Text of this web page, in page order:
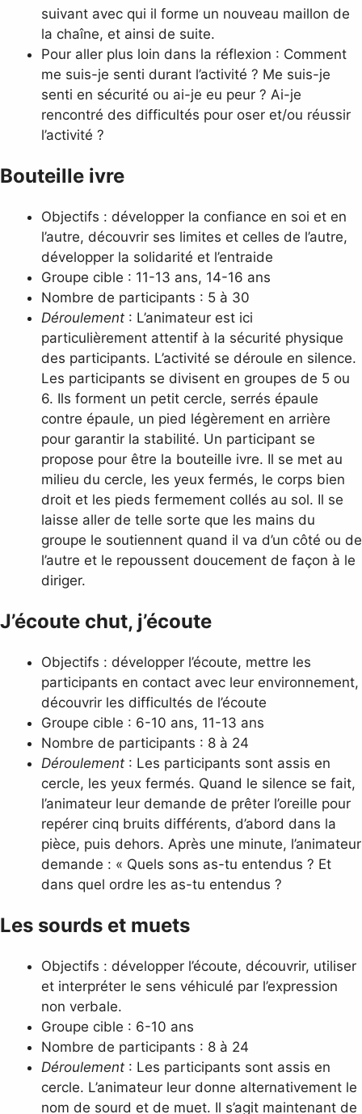
suivant avec qui il forme un nouveau maillon de
la chaîne, et ainsi de suite.
Pour aller plus loin dans la réflexion : Comment
me suis-je senti durant l’activité ? Me suis-je
senti en sécurité ou ai-je eu peur ? Ai-je
rencontré des difficultés pour oser et/ou réussir
l’activité ?
Bouteille ivre
Objectifs : développer la confiance en soi et en
l’autre, découvrir ses limites et celles de l’autre,
développer la solidarité et l’entraide
Groupe cible : 11-13 ans, 14-16 ans
Nombre de participants : 5 à 30
Déroulement : L’animateur est ici
particulièrement attentif à la sécurité physique
des participants. L’activité se déroule en silence.
Les participants se divisent en groupes de 5 ou
6. Ils forment un petit cercle, serrés épaule
contre épaule, un pied légèrement en arrière
pour garantir la stabilité. Un participant se
propose pour être la bouteille ivre. Il se met au
milieu du cercle, les yeux fermés, le corps bien
droit et les pieds fermement collés au sol. Il se
laisse aller de telle sorte que les mains du
groupe le soutiennent quand il va d’un côté ou de
l’autre et le repoussent doucement de façon à le
diriger.
J’écoute chut, j’écoute
Objectifs : développer l’écoute, mettre les
participants en contact avec leur environnement,
découvrir les difficultés de l’écoute
Groupe cible : 6-10 ans, 11-13 ans
Nombre de participants : 8 à 24
Déroulement : Les participants sont assis en
cercle, les yeux fermés. Quand le silence se fait,
l’animateur leur demande de prêter l’oreille pour
repérer cinq bruits différents, d’abord dans la
pièce, puis dehors. Après une minute, l’animateur
demande : « Quels sons as-tu entendus ? Et
dans quel ordre les as-tu entendus ?
Les sourds et muets
Objectifs : développer l’écoute, découvrir, utiliser
et interpréter le sens véhiculé par l’expression
non verbale.
Groupe cible : 6-10 ans
Nombre de participants : 8 à 24
Déroulement : Les participants sont assis en
cercle. L’animateur leur donne alternativement le
nom de sourd et de muet. Il s’agit maintenant de